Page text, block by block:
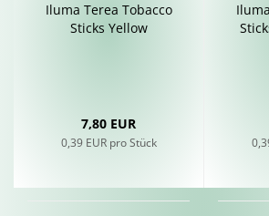
Iluma Terea To­bac­co
Sticks Yellow
7,80 EUR
0,39 EUR pro Stück